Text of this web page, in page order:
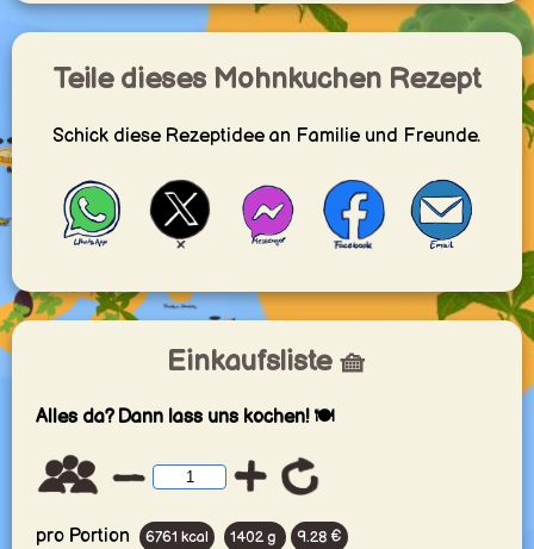
Teile dieses Mohnkuchen Rezept
Schick diese Rezeptidee an Familie und Freunde.
Einkaufsliste 🧺
Alles da? Dann lass uns kochen! 🍽️
pro Portion 6761 kcal 1402 g 9.28 €